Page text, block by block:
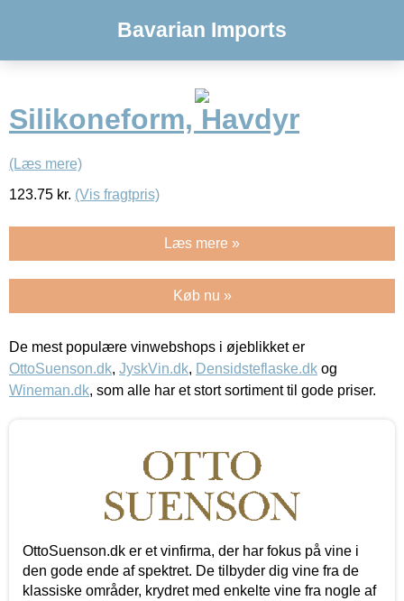
Bavarian Imports
Silikoneform, Havdyr
(Læs mere)
123.75 kr. (Vis fragtpris)
Læs mere »
Køb nu »
De mest populære vinwebshops i øjeblikket er
OttoSuenson.dk, JyskVin.dk, Densidsteflaske.dk og
Wineman.dk, som alle har et stort sortiment til gode priser.
OttoSuenson.dk er et vinfirma, der har fokus på vine i
den gode ende af spektret. De tilbyder dig vine fra de
klassiske områder, krydret med enkelte vine fra nogle af